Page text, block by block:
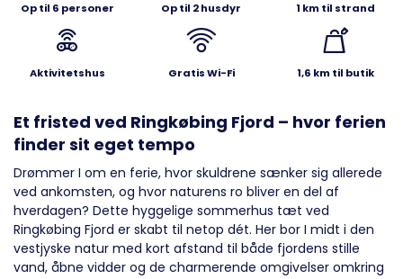
Op til 6 personer Op til 2 husdyr 1 km til strand
Aktivitetshus Gratis Wi-Fi 1,6 km til butik
Et fristed ved Ringkøbing Fjord – hvor ferien
finder sit eget tempo
Drømmer I om en ferie, hvor skuldrene sænker sig allerede
ved ankomsten, og hvor naturens ro bliver en del af
hverdagen? Dette hyggelige sommerhus tæt ved
Ringkøbing Fjord er skabt til netop dét. Her bor I midt i den
vestjyske natur med kort afstand til både fjordens stille
vand, åbne vidder og de charmerende omgivelser omkring